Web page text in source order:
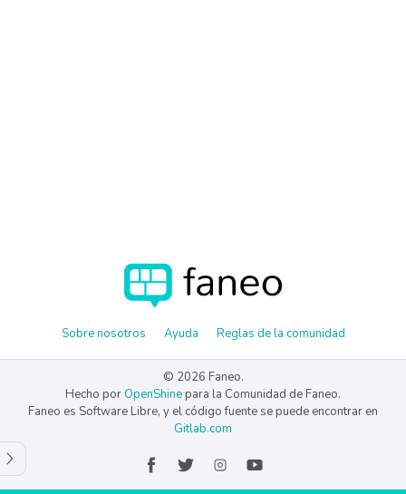
Sobre nosotros Ayuda Reglas de la comunidad
© 2026 Faneo.
Hecho por OpenShine para la Comunidad de Faneo.
Faneo es Software Libre, y el código fuente se puede encontrar en
Gitlab.com